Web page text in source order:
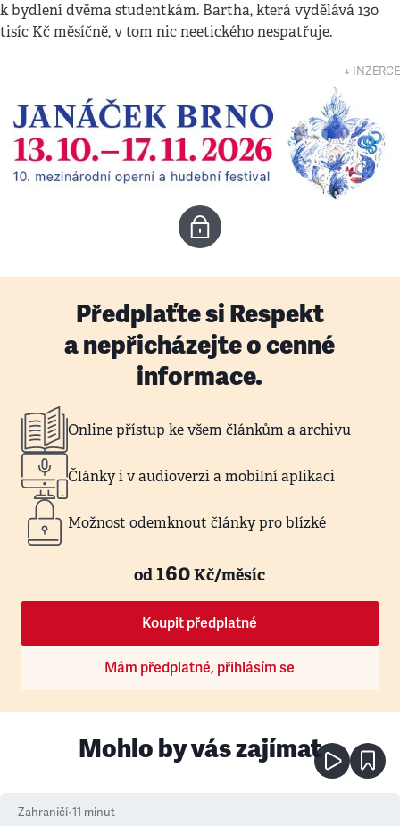
k bydlení dvěma studentkám. Bartha, která vydělává 130
tisíc Kč měsíčně, v tom nic neetického nespatřuje.
↓ INZERCE
Předplaťte si Respekt
a nepřicházejte o cenné
informace.
Online přístup ke všem článkům a archivu
Články i v audioverzi a mobilní aplikaci
Možnost odemknout články pro blízké
od160Kč/měsíc
Koupit předplatné
Mám předplatné, přihlásím se
Mohlo by vás zajímat
Zahraničí•11 minut